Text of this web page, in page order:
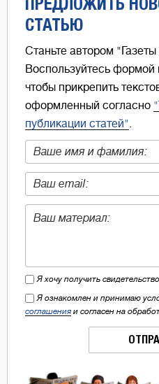
СТАТЬЮ
Станьте автором "Газеты
Воспользуйтесь формой
чтобы прикрепить
оформленный согласно
публикации статей".
Я хочу получить
Я ознакомлен и принимаю
соглашения и согласен на